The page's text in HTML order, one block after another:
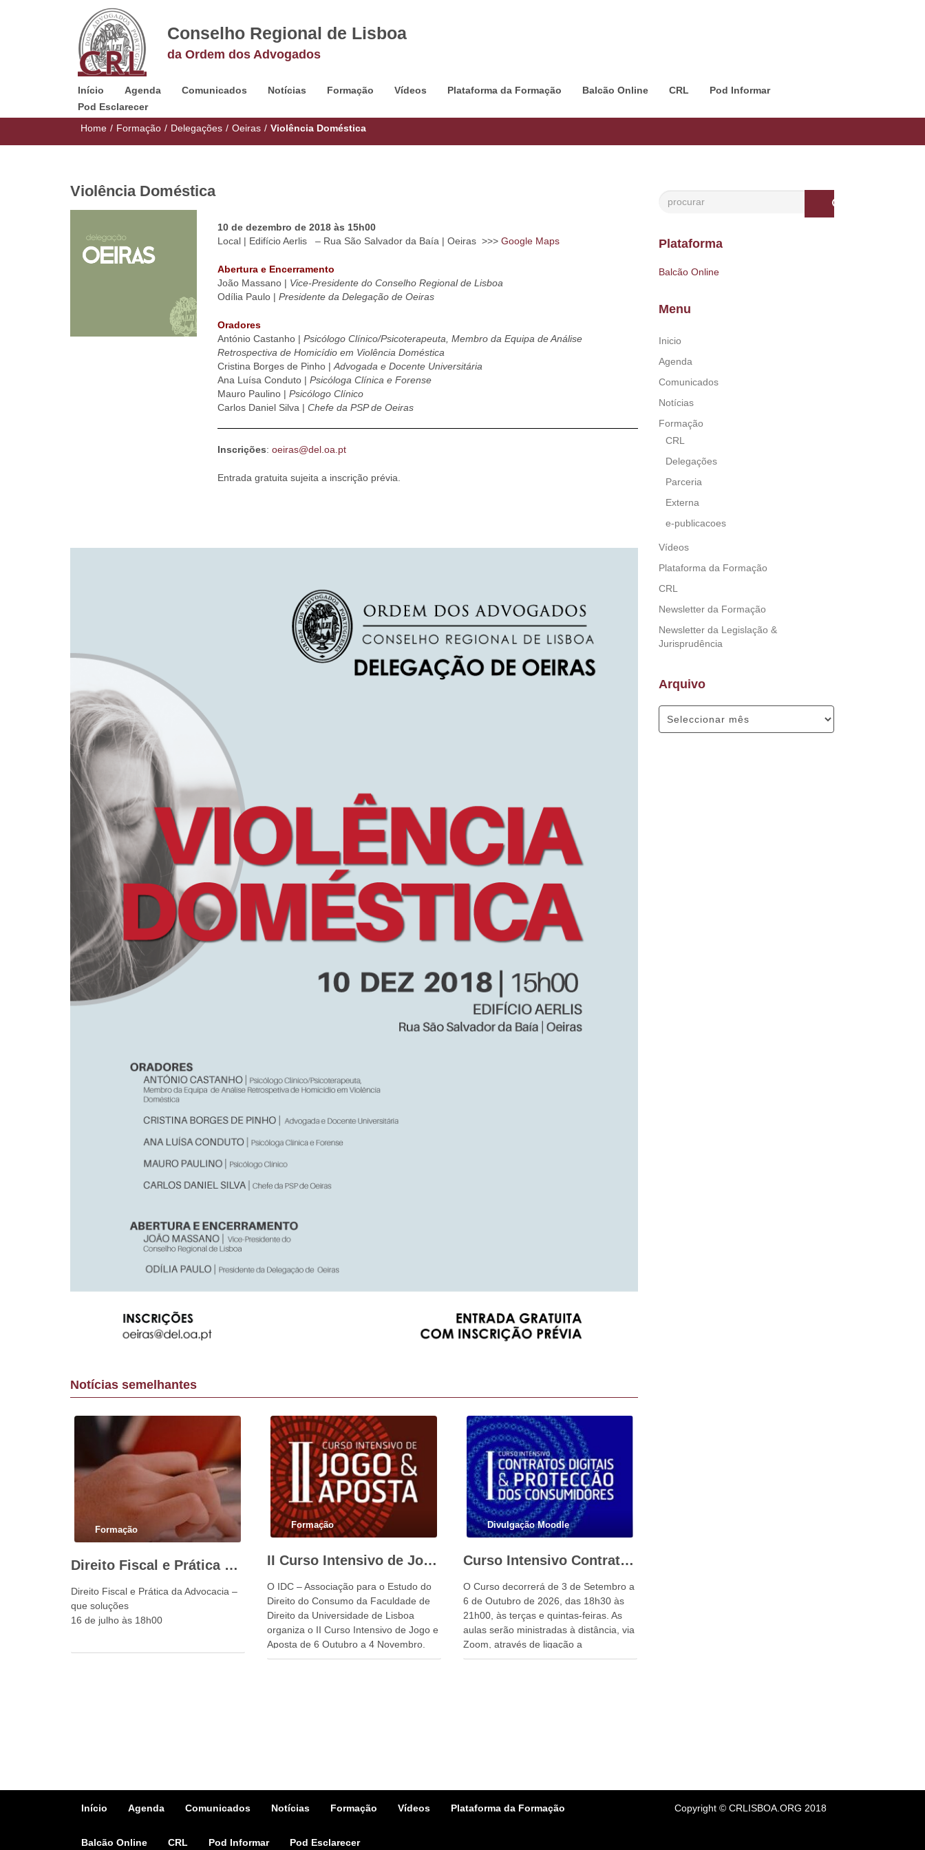
Conselho Regional de Lisboa
da Ordem dos Advogados
Início Agenda Comunicados Notícias Formação Vídeos Plataforma da Formação Balcão Online CRL
Pod Informar
Pod Esclarecer
Home / Formação / Delegações / Oeiras / Violência Doméstica
Violência Doméstica
10 de dezembro de 2018 às 15h00
Local | Edifício Aerlis – Rua São Salvador da Baía | Oeiras >>> Google Maps
Abertura e Encerramento
João Massano | Vice-Presidente do Conselho Regional de Lisboa
Odília Paulo | Presidente da Delegação de Oeiras
Oradores
António Castanho | Psicólogo Clínico/Psicoterapeuta, Membro da Equipa de Análise
Retrospectiva de Homicídio em Violência Doméstica
Cristina Borges de Pinho | Advogada e Docente Universitária
Ana Luísa Conduto | Psicóloga Clínica e Forense
Mauro Paulino | Psicólogo Clínico
Carlos Daniel Silva | Chefe da PSP de Oeiras
Inscrições: oeiras@del.oa.pt
Entrada gratuita sujeita a inscrição prévia.
Notícias semelhantes
Formação
Direito Fiscal e Prática da Advocacia – que soluções
Direito Fiscal e Prática da Advocacia –
que soluções
16 de julho às 18h00
Formação
II Curso Intensivo de Jogo e Aposta
O IDC – Associação para o Estudo do
Direito do Consumo da Faculdade de
Direito da Universidade de Lisboa
organiza o II Curso Intensivo de Jogo e
Aposta de 6 Outubro a 4 Novembro.
Divulgação Moodle
Curso Intensivo Contratos digitais e Proteção dos Consumidores
O Curso decorrerá de 3 de Setembro a
6 de Outubro de 2026, das 18h30 às
21h00, às terças e quintas-feiras. As
aulas serão ministradas à distância, via
Zoom, através de ligação a
disponibilizar pela organização do
Plataforma
Balcão Online
Menu
Inicio
Agenda
Comunicados
Notícias
Formação
CRL
Delegações
Parceria
Externa
e-publicacoes
Vídeos
Plataforma da Formação
CRL
Newsletter da Formação
Newsletter da Legislação &
Jurisprudência
Arquivo
Início Agenda Comunicados Notícias Formação Vídeos Plataforma da Formação
Balcão Online CRL Pod Informar Pod Esclarecer
Copyright © CRLISBOA.ORG 2018